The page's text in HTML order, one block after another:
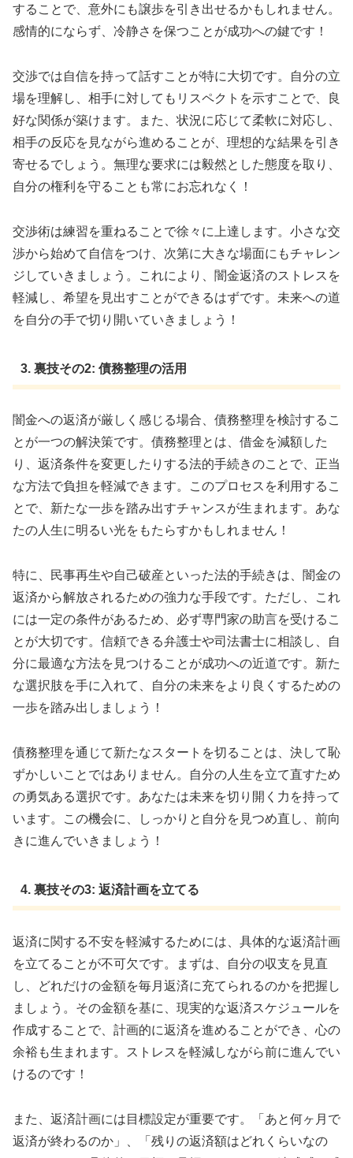
することで、意外にも譲歩を引き出せるかもしれません。
感情的にならず、冷静さを保つことが成功への鍵です！
交渉では自信を持って話すことが特に大切です。自分の立
場を理解し、相手に対してもリスペクトを示すことで、良
好な関係が築けます。また、状況に応じて柔軟に対応し、
相手の反応を見ながら進めることが、理想的な結果を引き
寄せるでしょう。無理な要求には毅然とした態度を取り、
自分の権利を守ることも常にお忘れなく！
交渉術は練習を重ねることで徐々に上達します。小さな交
渉から始めて自信をつけ、次第に大きな場面にもチャレン
ジしていきましょう。これにより、闇金返済のストレスを
軽減し、希望を見出すことができるはずです。未来への道
を自分の手で切り開いていきましょう！
3. 裏技その2: 債務整理の活用
闇金への返済が厳しく感じる場合、債務整理を検討するこ
とが一つの解決策です。債務整理とは、借金を減額した
り、返済条件を変更したりする法的手続きのことで、正当
な方法で負担を軽減できます。このプロセスを利用するこ
とで、新たな一歩を踏み出すチャンスが生まれます。あな
たの人生に明るい光をもたらすかもしれません！
特に、民事再生や自己破産といった法的手続きは、闇金の
返済から解放されるための強力な手段です。ただし、これ
には一定の条件があるため、必ず専門家の助言を受けるこ
とが大切です。信頼できる弁護士や司法書士に相談し、自
分に最適な方法を見つけることが成功への近道です。新た
な選択肢を手に入れて、自分の未来をより良くするための
一歩を踏み出しましょう！
債務整理を通じて新たなスタートを切ることは、決して恥
ずかしいことではありません。自分の人生を立て直すため
の勇気ある選択です。あなたは未来を切り開く力を持って
います。この機会に、しっかりと自分を見つめ直し、前向
きに進んでいきましょう！
4. 裏技その3: 返済計画を立てる
返済に関する不安を軽減するためには、具体的な返済計画
を立てることが不可欠です。まずは、自分の収支を見直
し、どれだけの金額を毎月返済に充てられるのかを把握し
ましょう。その金額を基に、現実的な返済スケジュールを
作成することで、計画的に返済を進めることができ、心の
余裕も生まれます。ストレスを軽減しながら前に進んでい
けるのです！
また、返済計画には目標設定が重要です。「あと何ヶ月で
返済が終わるのか」、「残りの返済額はどれくらいなの